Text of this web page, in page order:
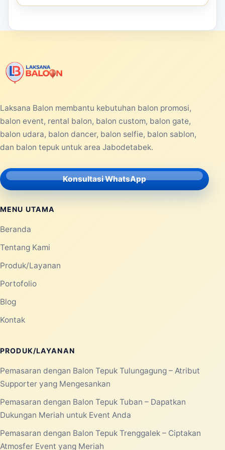
Laksana Balon membantu kebutuhan balon promosi,
balon event, rental balon, balon custom, balon gate,
balon udara, balon dancer, balon selfie, balon sablon,
dan balon tepuk untuk area Jabodetabek.
Konsultasi WhatsApp
MENU UTAMA
Beranda
Tentang Kami
Produk/Layanan
Portofolio
Blog
Kontak
PRODUK/LAYANAN
Pemasaran dengan Balon Tepuk Tulungagung – Atribut
Supporter yang Mengesankan
Pemasaran dengan Balon Tepuk Tuban – Dapatkan
Dukungan Meriah untuk Event Anda
Pemasaran dengan Balon Tepuk Trenggalek – Ciptakan
Atmosfer Event yang Meriah